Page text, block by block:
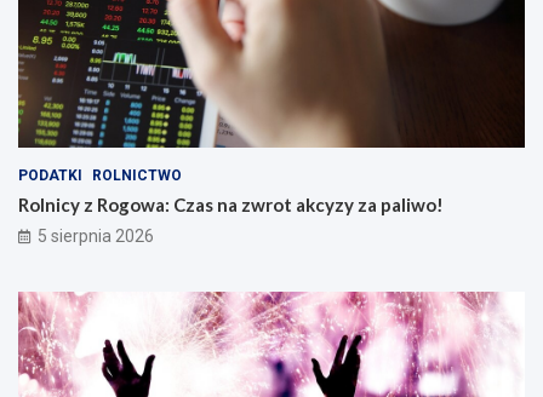
PODATKI ROLNICTWO
Rolnicy z Rogowa: Czas na zwrot akcyzy za paliwo!
5 sierpnia 2026